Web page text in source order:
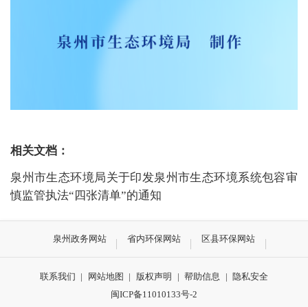
相关文档：
泉州市生态环境局关于印发泉州市生态环境系统包容审
慎监管执法“四张清单”的通知
泉州政务网站 省内环保网站 区县环保网站
联系我们 | 网站地图 | 版权声明 | 帮助信息 | 隐私安全
闽ICP备11010133号-2